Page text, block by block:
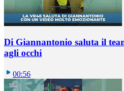
Di Giannantonio saluta il
agli occhi
00:56